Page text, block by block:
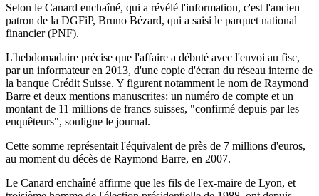
Selon le Canard enchaîné, qui a révélé l'information, c'est l'ancien
patron de la DGFiP, Bruno Bézard, qui a saisi le parquet national
financier (PNF).
L'hebdomadaire précise que l'affaire a débuté avec l'envoi au fisc,
par un informateur en 2013, d'une copie d'écran du réseau interne de
la banque Crédit Suisse. Y figurent notamment le nom de Raymond
Barre et deux mentions manuscrites: un numéro de compte et un
montant de 11 millions de francs suisses, "confirmé depuis par les
enquêteurs", souligne le journal.
Cette somme représentait l'équivalent de près de 7 millions d'euros,
au moment du décès de Raymond Barre, en 2007.
Le Canard enchaîné affirme que les fils de l'ex-maire de Lyon, et